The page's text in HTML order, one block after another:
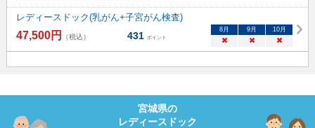
レディースドック(乳がん+子宮がん検査)
47,500円 （税込） 431 ポイント
8 月 9 月 10月
× × ×
宮城県の
レディースドック